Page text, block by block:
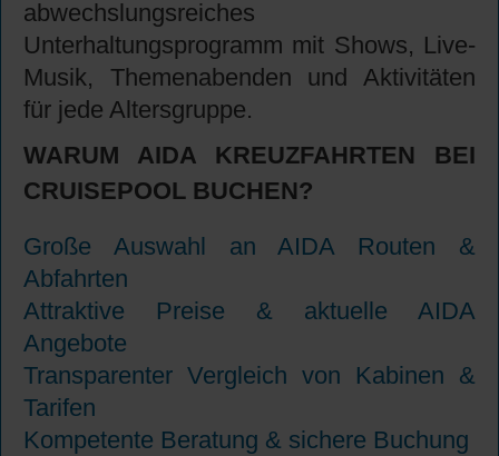
abwechslungsreiches
Unterhaltungsprogramm mit Shows, Live-
Musik, Themenabenden und Aktivitäten
für jede Altersgruppe.
WARUM AIDA KREUZFAHRTEN BEI
CRUISEPOOL BUCHEN?
Große Auswahl an AIDA Routen &
Abfahrten
Attraktive Preise & aktuelle AIDA
Angebote
Transparenter Vergleich von Kabinen &
Tarifen
Kompetente Beratung & sichere Buchung